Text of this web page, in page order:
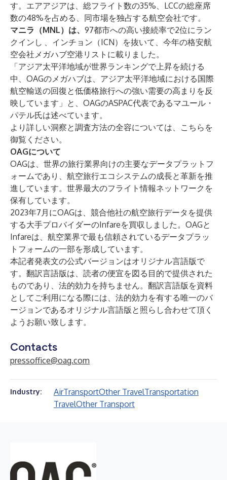
す。エアアジアは、総フライト数の35%、LCCの総座席
数の48%を占める、同市場を独占する航空会社です。
マニラ（MNL）は、 97都市への高い接続率で2位にラン
クインし 、インチョン（ICN）を抜いて、今年の格安航
空会社メガハブ空港リストに載りました。
「アジア太平洋地域が世界ランキングで上昇を続ける
中、OAGのメガハブは、アジア太平洋地域における国際
航空輸送の回復と低価格旅行への強い需要の高まりを反
映しています」と、OAGのASPAC代表であるマユール・
パテル氏は述べています。
より詳しい洞察と調査方法の全容については、 こちらを
御覧ください。
OAGについて
OAGは、世界の旅行業界向けの主要なデータプラットフ
ォームであり、航空旅行エコシステムの成長と革新を推
進しています。世界最大のフライト情報ネットワークを
保有しています。
2023年7月にOAGは、競合他社の航空旅行データを提供
する大手プロバイダーのInfareを買収しました。OAGと
Infareは、航空業界で最も信頼されているデータプラッ
トフォームの一部を形成しています。
本記者発表文の公式バージョンはオリジナル言語版で
す。翻訳言語版は、読者の便宜を図る目的で提供された
ものであり、法的効力を持ちません。翻訳言語版を資料
としてご利用になる際には、法的効力を有する唯一のバ
ージョンであるオリジナル言語版と照らし合わせて頂く
ようお願い致します。
Contacts
pressoffice@oag.com
Industry: AirTransportOther TravelTransportation
TravelOther Transport